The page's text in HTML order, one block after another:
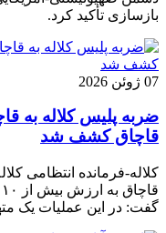
بازسازی تأکید کرد.
07 ژوئن 2026
قاچاق کشف شد
گفت: در این عملیات یک